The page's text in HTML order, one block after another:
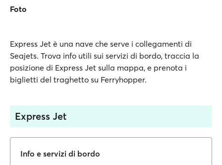
Foto
Express Jet è una nave che serve i collegamenti di
Seajets. Trova info utili sui servizi di bordo, traccia la
posizione di Express Jet sulla mappa, e prenota i
biglietti del traghetto su Ferryhopper.
Express Jet
Info e servizi di bordo